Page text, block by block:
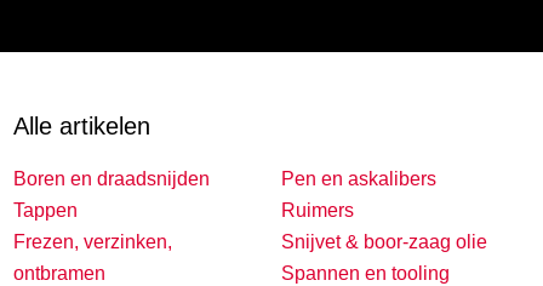
Alle artikelen
Boren en draadsnijden
Tappen
Frezen, verzinken,
ontbramen
Pen en askalibers
Ruimers
Snijvet & boor-zaag olie
Spannen en tooling